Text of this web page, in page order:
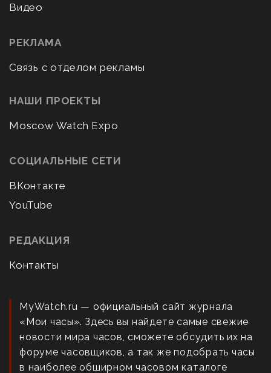
Видео
РЕКЛАМА
Связь с отделом рекламы
НАШИ ПРОЕКТЫ
Moscow Watch Expo
СОЦИАЛЬНЫЕ СЕТИ
ВКонтакте
YouTube
РЕДАКЦИЯ
Контакты
MyWatch.ru — официальный сайт журнала
«Мои часы». Здесь вы найдете самые свежие
новости мира часов, сможете обсудить их на
форуме часовщиков, а так же подобрать часы
в наиболее обширном часовом каталоге